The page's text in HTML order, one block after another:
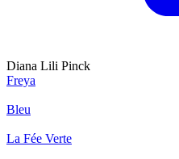
Diana Lili Pinck
Freya
Bleu
La Fée Verte